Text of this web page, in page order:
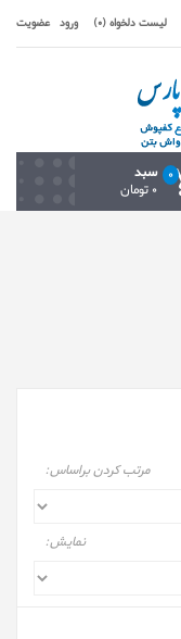
لیست دلخواه (0) ورود عضویت
سبد 0
0 تومان
مرتب کردن براساس:
نمایش: